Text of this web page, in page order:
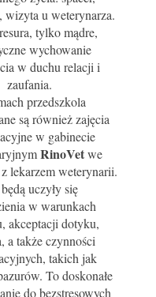
wizyta u weterynarza.
tylko mądre,
wychowanie
w duchu relacji i
zaufania.
przedszkola
są również zajęcia
w gabinecie
RinoVetwe
lekarzem weterynarii.
uczyły się
w warunkach
akceptacji dotyku,
a także czynności
takich jak
To doskonałe
do bezstresowych